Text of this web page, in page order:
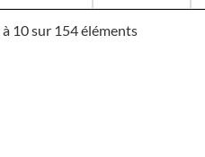
10 sur 154 éléments